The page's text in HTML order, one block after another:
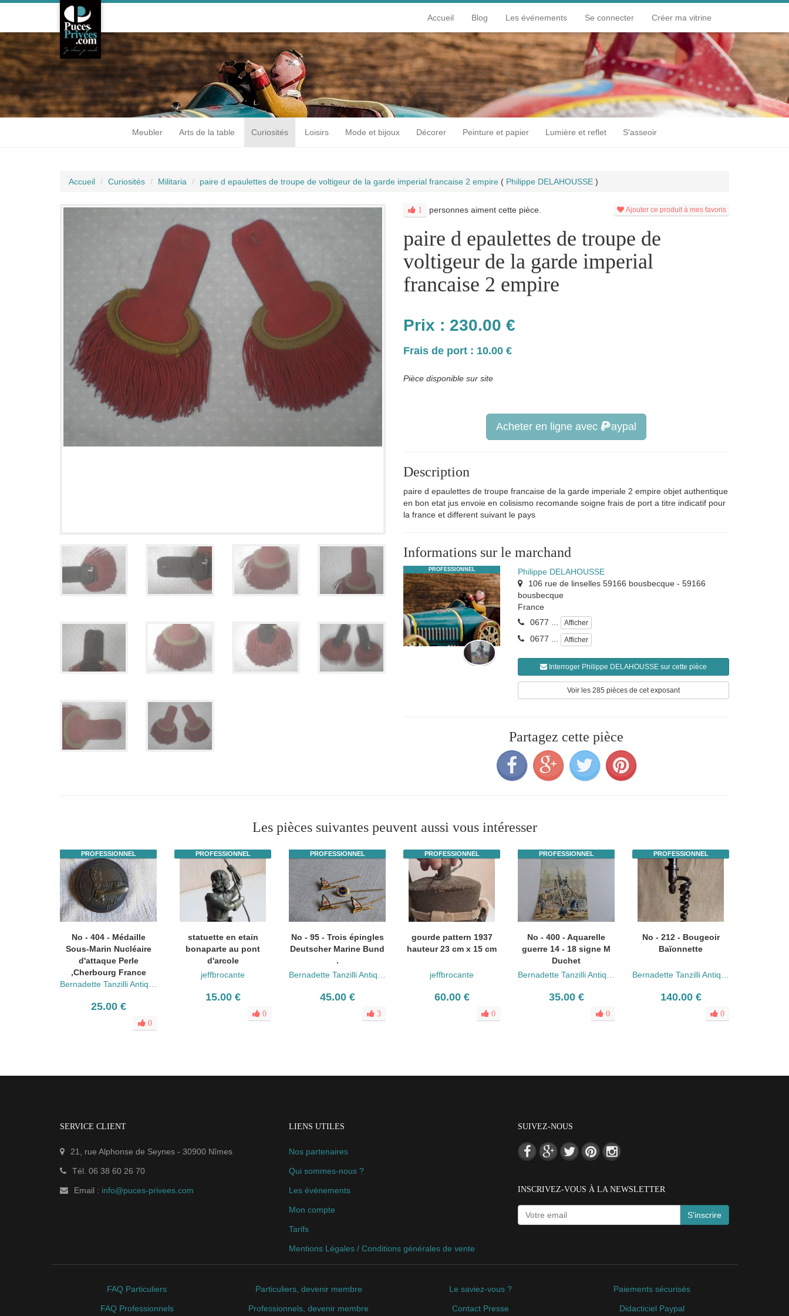
Accueil Blog Les événements Se connecter Créer ma vitrine
Meubler Arts de la table Curiosités Loisirs Mode et bijoux Décorer Peinture et papier Lumière et reflet S'asseoir
Accueil Curiosités Militaria paire d epaulettes de troupe de voltigeur de la garde imperial francaise 2 empire ( Philippe DELAHOUSSE )
Ajouter ce produit à mes favoris
1 personnes aiment cette pièce.
paire d epaulettes de troupe de
voltigeur de la garde imperial
francaise 2 empire
Prix : 230.00 €
Frais de port : 10.00 €
Pièce disponible sur site
Acheter en ligne avec aypal
Description
paire d epaulettes de troupe francaise de la garde imperiale 2 empire objet authentique
en bon etat jus envoie en colisismo recomande soigne frais de port a titre indicatif pour
la france et different suivant le pays
Informations sur le marchand
PROFESSIONNEL
Philippe DELAHOUSSE
106 rue de linselles 59166 bousbecque - 59166
bousbecque
France
0677 ...
Afficher
0677 ... Afficher
Interroger Philippe DELAHOUSSE sur cette pièce
Voir les 285 pièces de cet exposant
Partagez cette pièce
Les pièces suivantes peuvent aussi vous intéresser
PROFESSIONNEL
No - 404 - Médaille
Sous-Marin Nucléaire
d'attaque Perle
,Cherbourg France
Bernadette Tanzilli Antiquités
25.00 €
0
PROFESSIONNEL
statuette en etain
bonaparte au pont
d'arcole
jeffbrocante
15.00 €
0
PROFESSIONNEL
No - 95 - Trois épingles
Deutscher Marine Bund
.
Bernadette Tanzilli Antiquités
45.00 €
3
PROFESSIONNEL
gourde pattern 1937
hauteur 23 cm x 15 cm
jeffbrocante
60.00 €
0
PROFESSIONNEL
No - 400 - Aquarelle
guerre 14 - 18 signe M
Duchet
Bernadette Tanzilli Antiquités
35.00 €
0
PROFESSIONNEL
No - 212 - Bougeoir
Baïonnette
Bernadette Tanzilli Antiquités
140.00 €
0
SERVICE CLIENT
21, rue Alphonse de Seynes - 30900 Nîmes
Tél. 06 38 60 26 70
Email : info@puces-privees.com
LIENS UTILES
Nos partenaires
Qui sommes-nous ?
Les événements
Mon compte
Tarifs
Mentions Légales / Conditions générales de vente
SUIVEZ-NOUS
INSCRIVEZ-VOUS À LA NEWSLETTER
S'inscrire
FAQ Particuliers
FAQ Professionnels
Particuliers, devenir membre
Professionnels, devenir membre
Le saviez-vous ?
Contact Presse
Paiements sécurisés
Didacticiel Paypal